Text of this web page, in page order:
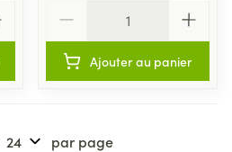
Ajouter au panier
par page